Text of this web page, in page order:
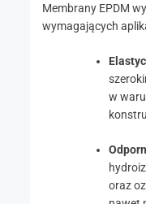
Membrany EPDM
wymagających
w
oraz